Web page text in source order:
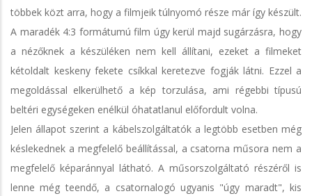
többek közt arra, hogy a filmjeik túlnyomó része már így készült.
A maradék 4:3 formátumú film úgy kerül majd sugárzásra, hogy
a nézőknek a készüléken nem kell állítani, ezeket a filmeket
kétoldalt keskeny fekete csíkkal keretezve fogják látni. Ezzel a
megoldással elkerülhető a kép torzulása, ami régebbi típusú
beltéri egységeken enélkül óhatatlanul előfordult volna.
Jelen állapot szerint a kábelszolgáltatók a legtöbb esetben még
késlekednek a megfelelő beállítással, a csatorna műsora nem a
megfelelő képaránnyal látható. A műsorszolgáltató részéről is
lenne még teendő, a csatornalogó ugyanis "úgy maradt", kis